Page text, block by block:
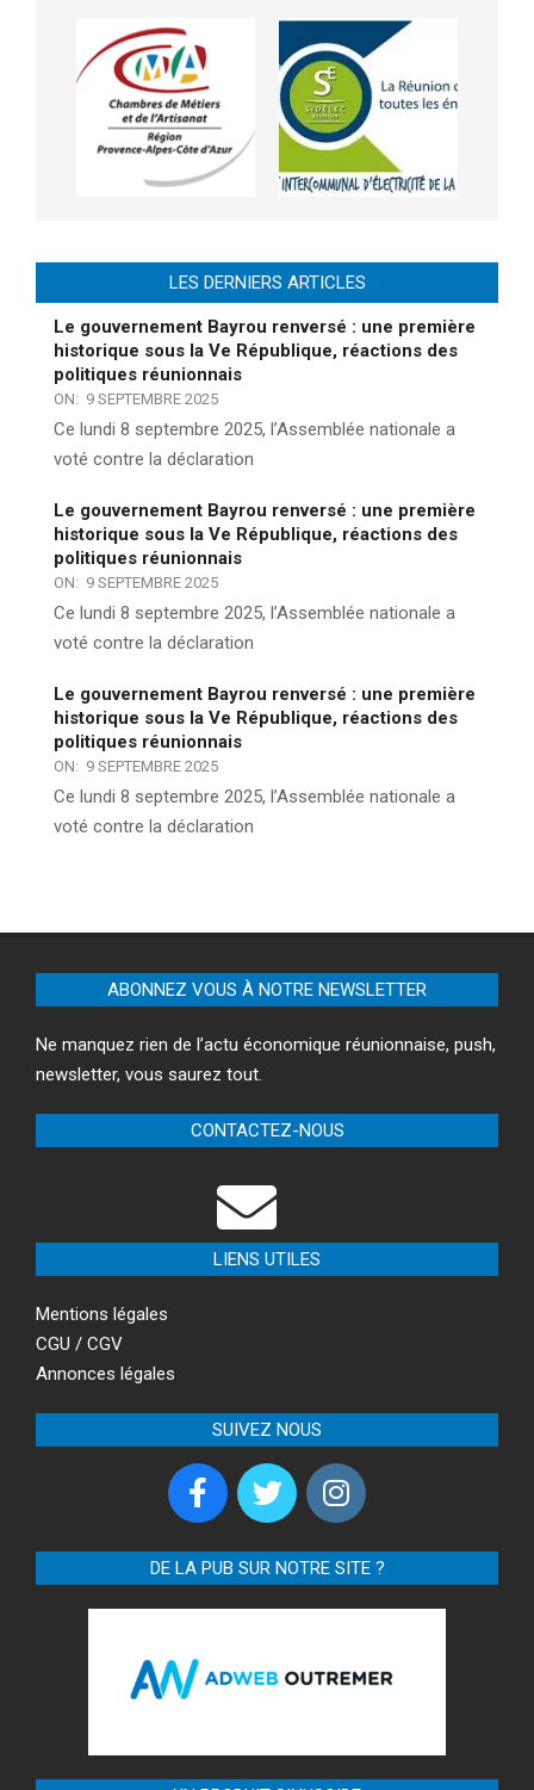
LES DERNIERS ARTICLES
Le gouvernement Bayrou renversé : une première
historique sous la Ve République, réactions des
politiques réunionnais
ON: 9 SEPTEMBRE 2025
Ce lundi 8 septembre 2025, l’Assemblée nationale a
voté contre la déclaration
Le gouvernement Bayrou renversé : une première
historique sous la Ve République, réactions des
politiques réunionnais
ON: 9 SEPTEMBRE 2025
Ce lundi 8 septembre 2025, l’Assemblée nationale a
voté contre la déclaration
Le gouvernement Bayrou renversé : une première
historique sous la Ve République, réactions des
politiques réunionnais
ON: 9 SEPTEMBRE 2025
Ce lundi 8 septembre 2025, l’Assemblée nationale a
voté contre la déclaration
ABONNEZ VOUS À NOTRE NEWSLETTER
Ne manquez rien de l’actu économique réunionnaise, push,
newsletter, vous saurez tout.
CONTACTEZ-NOUS
LIENS UTILES
Mentions légales
CGU / CGV
Annonces légales
SUIVEZ NOUS
DE LA PUB SUR NOTRE SITE ?